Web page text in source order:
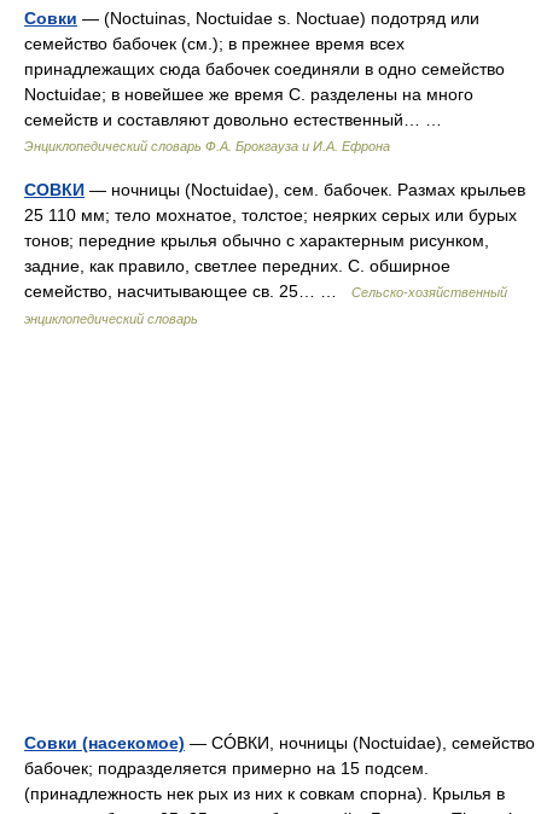
Совки — (Noctuinas, Noctuidae s. Noctuae) подотряд или
семейство бабочек (см.); в прежнее время всех
принадлежащих сюда бабочек соединяли в одно семейство
Noctuidae; в новейшее же время С. разделены на много
семейств и составляют довольно естественный… …
Энциклопедический словарь Ф.А. Брокгауза и И.А. Ефрона
СОВКИ — ночницы (Noctuidae), сем. бабочек. Размах крыльев
25 110 мм; тело мохнатое, толстое; неярких серых или бурых
тонов; передние крылья обычно с характерным рисунком,
задние, как правило, светлее передних. С. обширное
семейство, насчитывающее св. 25… …
Сельско-хозяйственный
энциклопедический словарь
Совки (насекомое) — СÓВКИ, ночницы (Noctuidae), семейство
бабочек; подразделяется примерно на 15 подсем.
(принадлежность нек рых из них к совкам спорна). Крылья в